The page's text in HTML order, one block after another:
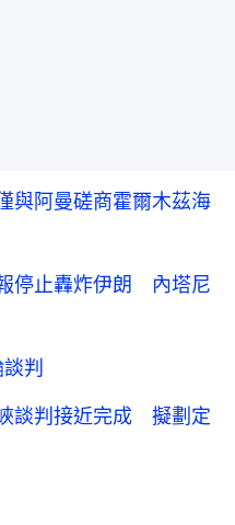
阿曼磋商霍爾木茲海
停止轟炸伊朗 內塔尼
判
談判接近完成 擬劃定